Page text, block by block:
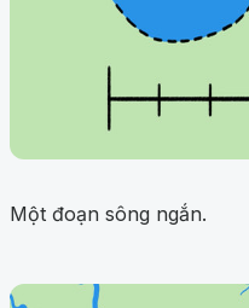
Một đoạn sông ngắn.